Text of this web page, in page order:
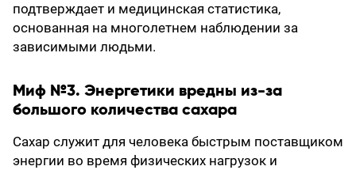
подтверждает и медицинская статистика,
основанная на многолетнем наблюдении за
зависимыми людьми.
Миф №3. Энергетики вредны из-за
большого количества сахара
Сахар служит для человека быстрым поставщиком
энергии во время физических нагрузок и